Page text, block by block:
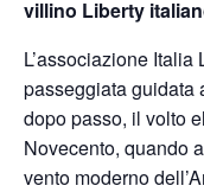
villino Liberty
L’associazione
passeggiata guidata
dopo passo, il volto
Novecento, quando
vento moderno